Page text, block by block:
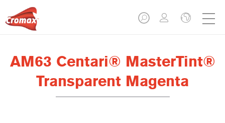
AM63 Centari® MasterTint®
Transparent Magenta